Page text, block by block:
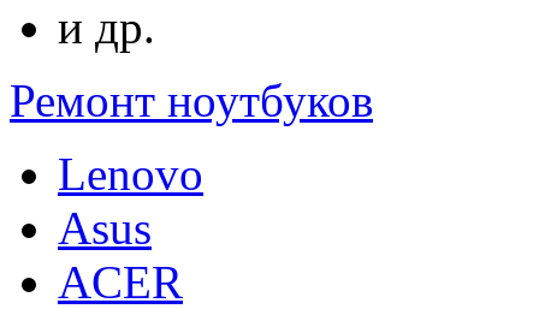
и др.
Ремонт ноутбуков
Lenovo
Asus
ACER